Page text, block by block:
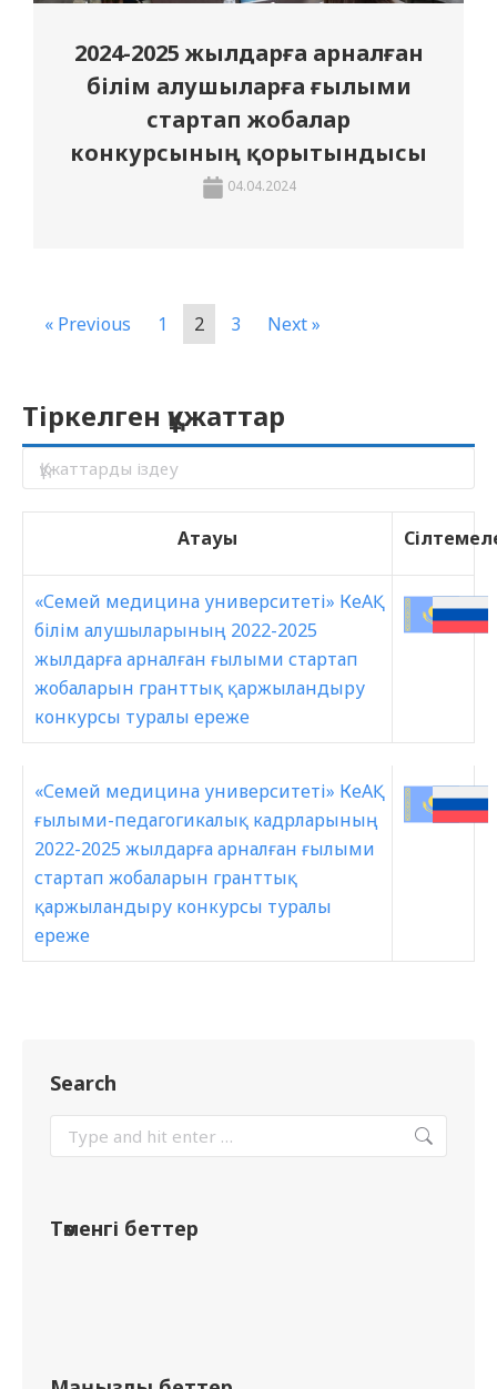
2024-2025 жылдарға арналған
білім алушыларға ғылыми
стартап жобалар
конкурсының қорытындысы
04.04.2024
« Previous 1 2 3 Next »
Тіркелген құжаттар
Атауы
«Семей медицина университеті» КеАҚ
білім алушыларының 2022-2025
жылдарға арналған ғылыми стартап
жобаларын гранттық қаржыландыру
конкурсы туралы ереже
«Семей медицина университеті» КеАҚ
ғылыми-педагогикалық кадрларының
2022-2025 жылдарға арналған ғылыми
стартап жобаларын гранттық
қаржыландыру конкурсы туралы
ереже
Search
Төменгі беттер